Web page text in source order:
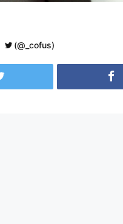
(@_cofus)